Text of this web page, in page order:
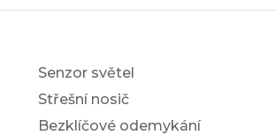
Senzor světel
Střešní nosič
Bezklíčové odemykání